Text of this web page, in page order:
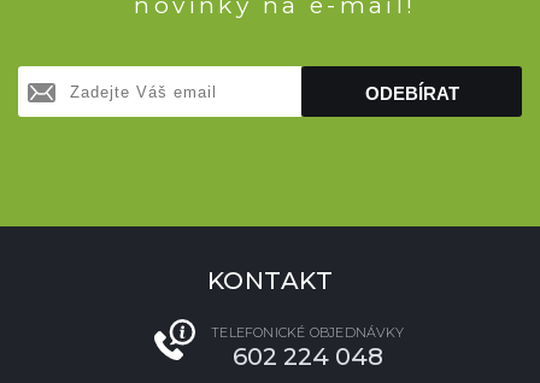
ODEBÍRAT
KONTAKT
TELEFONICKÉ OBJEDNÁVKY
602 224 048